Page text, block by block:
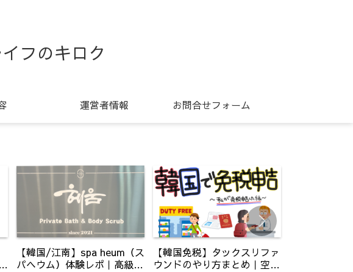
フのキロク
運営者情報 お問合せフォーム
【韓国/江南】spa heum（ス
パヘウム）体験レポ｜高級あ
【韓国免税】タックスリファ
ウンドのやり方まとめ｜空